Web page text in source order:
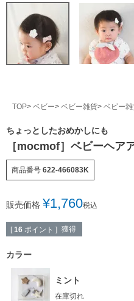
TOP ベビー ベビー雑貨 ベビー
ちょっとしたおめかしにも
［mocmof］ベビーヘア
商品番号 622-466083K
販売価格 ¥1,760税込
[ 16 ポイント ] 獲得
カラー
ミント
在庫切れ